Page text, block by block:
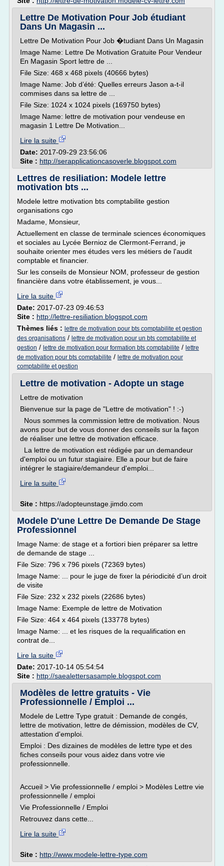
Lettre De Motivation Pour Job étudiant
Dans Un Magasin ...
Lettre De Motivation Pour Job �tudiant Dans Un Magasin
Image Name: Lettre De Motivation Gratuite Pour Vendeur
En Magasin Sport lettre de ...
File Size: 468 x 468 pixels (40666 bytes)
Image Name: Job d’été: Quelles erreurs Jason a-t-il
commises dans sa lettre de ...
File Size: 1024 x 1024 pixels (169750 bytes)
Image Name: lettre de motivation pour vendeuse en
magasin 1 Lettre De Motivation...
Lire la suite
Date: 2017-09-29 23:56:06
Site : http://serapplicationcasoverle.blogspot.com
Lettres de resiliation: Modele lettre
motivation bts ...
Modele lettre motivation bts comptabilite gestion
organisations cgo
Madame, Monsieur,
Actuellement en classe de terminale sciences économiques
et sociales au Lycée Bernioz de Clermont-Ferrand, je
souhaite orienter mes études vers les métiers de l'audit
comptable et financier.
Sur les conseils de Monsieur NOM, professeur de gestion
financière dans votre établissement, je vous...
Lire la suite
Date: 2017-07-23 09:46:53
Site : http://lettre-resiliation.blogspot.com
Thèmes liés : lettre de motivation pour bts comptabilite et gestion
des organisations / lettre de motivation pour un bts comptabilite et
gestion / lettre de motivation pour formation bts comptabilite / lettre
de motivation pour bts comptabilite / lettre de motivation pour
comptabilite et gestion
Lettre de motivation - Adopte un stage
Lettre de motivation
Bienvenue sur la page de "Lettre de motivation" ! :-)
Nous sommes la commission lettre de motivation. Nous
avons pour but de vous donner des conseils sur la façon
de réaliser une lettre de motivation efficace.
La lettre de motivation est rédigée par un demandeur
d'emploi ou un futur stagiaire. Elle a pour but de faire
intégrer le stagiaire/demandeur d'emploi...
Lire la suite
Site : https://adopteunstage.jimdo.com
Modele D'une Lettre De Demande De Stage
Professionnel
Image Name: de stage et a fortiori bien préparer sa lettre
de demande de stage ...
File Size: 796 x 796 pixels (72369 bytes)
Image Name: ... pour le juge de fixer la périodicité d’un droit
de visite
File Size: 232 x 232 pixels (22686 bytes)
Image Name: Exemple de lettre de Motivation
File Size: 464 x 464 pixels (133778 bytes)
Image Name: ... et les risques de la requalification en
contrat de...
Lire la suite
Date: 2017-10-14 05:54:54
Site : http://saealettersasample.blogspot.com
Modèles de lettre gratuits - Vie
Professionnelle / Emploi ...
Modele de Lettre Type gratuit : Demande de congés,
lettre de motivation, lettre de démission, modèles de CV,
attestation d'emploi.
Emploi : Des dizaines de modèles de lettre type et des
fiches conseils pour vous aidez dans votre vie
professionnelle.
Accueil > Vie professionnelle / emploi > Modèles Lettre vie
professionnelle / emploi
Vie Professionnelle / Emploi
Retrouvez dans cette...
Lire la suite
Site : http://www.modele-lettre-type.com